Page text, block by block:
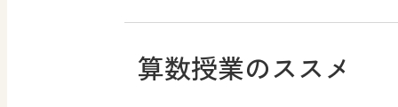
その他の教育資料
ABCシリーズ
ABCシリーズ
算数授業のススメ